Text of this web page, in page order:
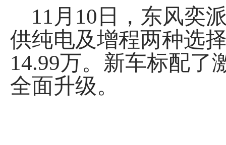
11月10日，东风奕
供纯电及增程两种选
14.99万。新车标配了
全面升级。